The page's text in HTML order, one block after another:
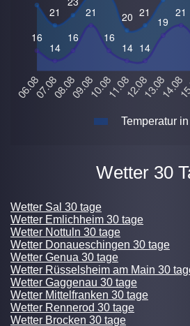
Temperatur
Wetter 30
Wetter Sal 30 tage
Wetter Emlichheim 30 tage
Wetter Nottuln 30 tage
Wetter Donaueschingen 30 tage
Wetter Genua 30 tage
Wetter Rüsselsheim am Main 30
Wetter Gaggenau 30 tage
Wetter Mittelfranken 30 tage
Wetter Rennerod 30 tage
Wetter Brocken 30 tage